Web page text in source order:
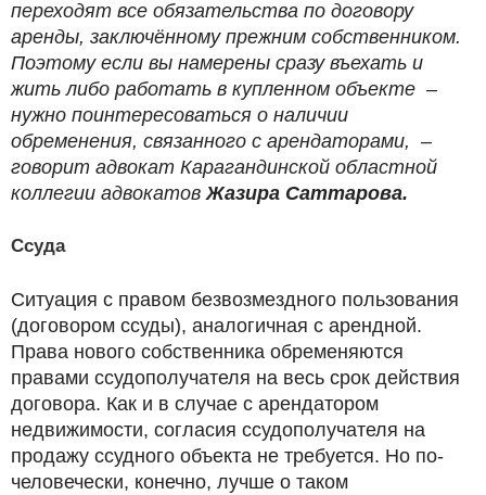
переходят все обязательства по договору
аренды, заключённому прежним собственником.
Поэтому если вы намерены сразу въехать и
жить либо работать в купленном объекте –
нужно поинтересоваться о наличии
обременения, связанного с арендаторами, ­–
говорит адвокат Карагандинской областной
коллегии адвокатов Жазира Саттарова.
Ссуда
Ситуация с правом безвозмездного пользования
(договором ссуды), аналогичная с арендной.
Права нового собственника обременяются
правами ссудополучателя на весь срок действия
договора. Как и в случае с арендатором
недвижимости, согласия ссудополучателя на
продажу ссудного объекта не требуется. Но по-
человечески, конечно, лучше о таком